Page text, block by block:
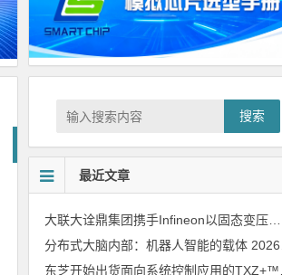
搜索
最近文章
大联大诠鼎集团携手Infineon以固态变压器重构配电效率新标杆
分布式大脑内部：机器人智能的载体 2026年8月6日